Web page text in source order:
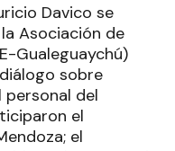
Davico se
Asociación de
Gualeguaychú)
sobre
personal del
el
el